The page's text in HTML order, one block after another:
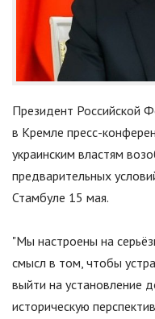
Президент Российской
в Кремле пресс-
украинским властям
предварительных
Стамбуле 15 мая.
"Мы настроены на
смысл в том, чтобы
выйти на установление
историческую